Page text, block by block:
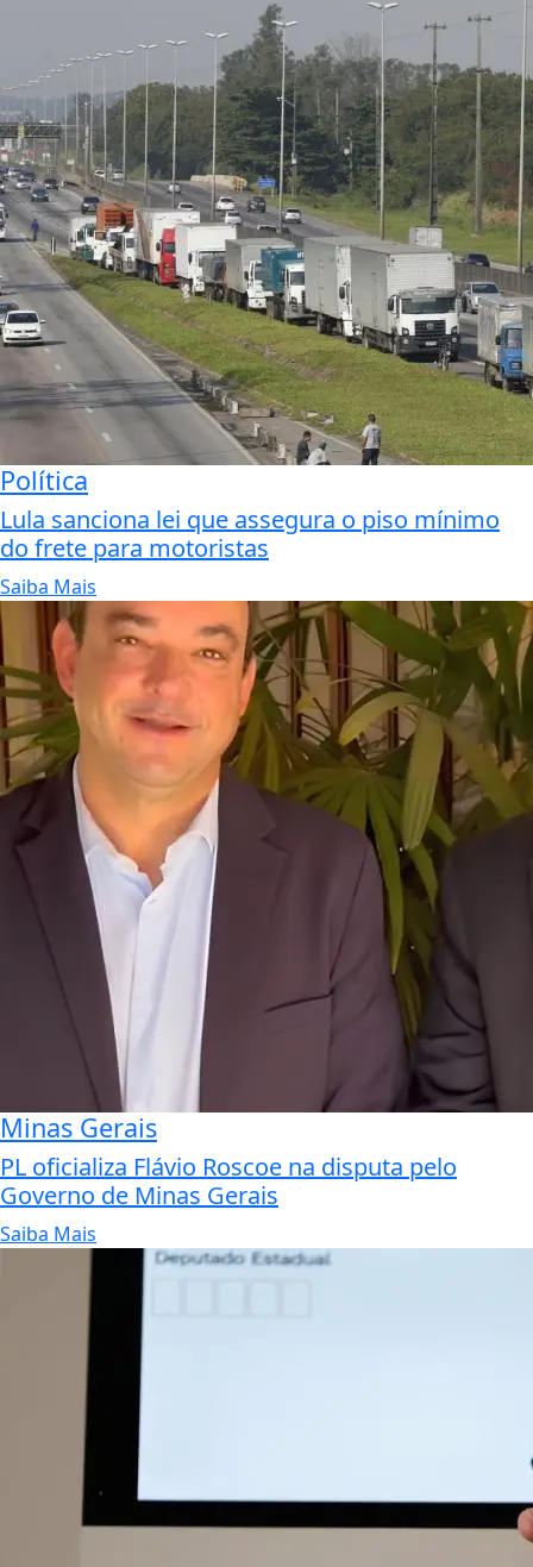
Política
Lula sanciona lei que assegura o piso mínimo
do frete para motoristas
Saiba Mais
Minas Gerais
PL oficializa Flávio Roscoe na disputa pelo
Governo de Minas Gerais
Saiba Mais